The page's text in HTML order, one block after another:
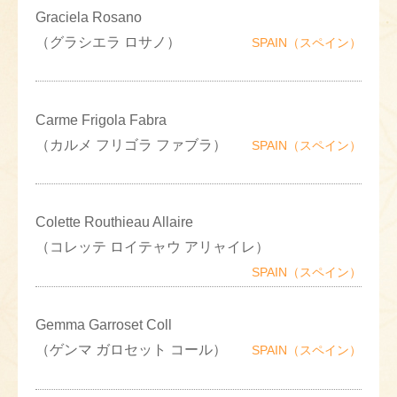
Graciela Rosano
（グラシエラ ロサノ）
SPAIN（スペイン）
Carme Frigola Fabra
（カルメ フリゴラ ファブラ）
SPAIN（スペイン）
Colette Routhieau Allaire
（コレッテ ロイテャウ アリャイレ）
SPAIN（スペイン）
Gemma Garroset Coll
（ゲンマ ガロセット コール）
SPAIN（スペイン）